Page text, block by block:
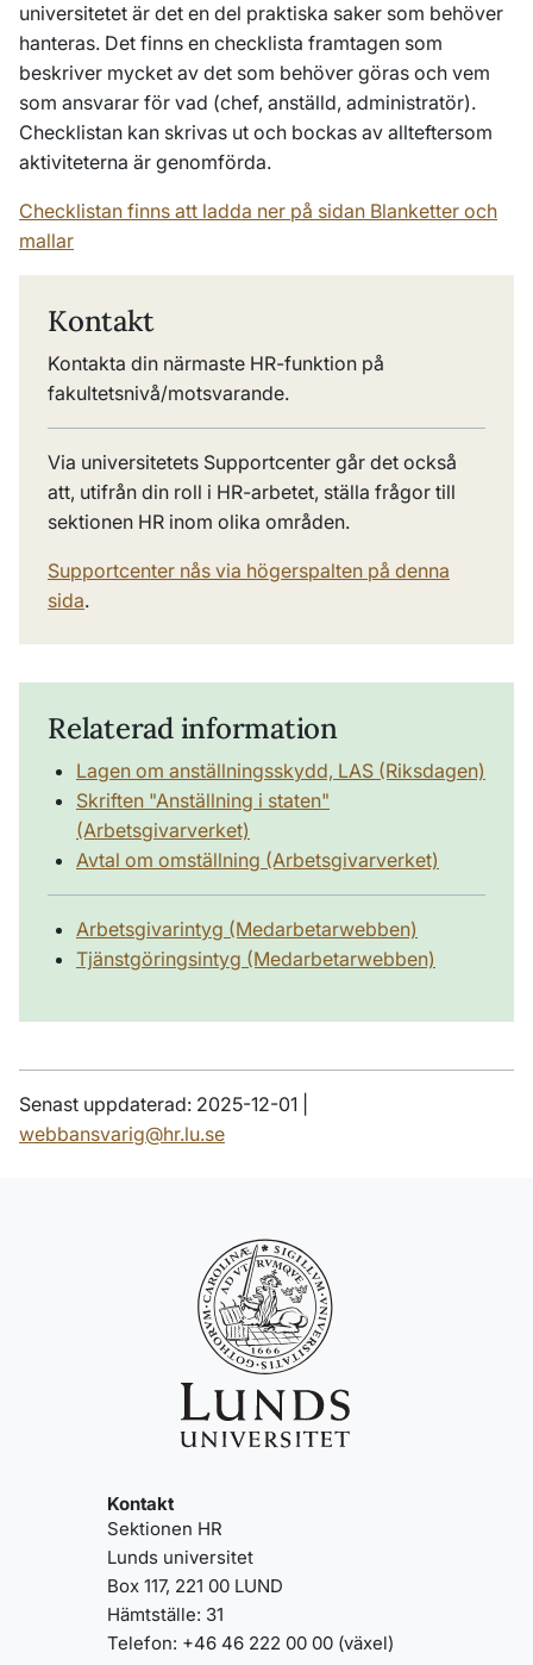
universitetet är det en del praktiska saker som behöver
hanteras. Det finns en checklista framtagen som
beskriver mycket av det som behöver göras och vem
som ansvarar för vad (chef, anställd, administratör).
Checklistan kan skrivas ut och bockas av allteftersom
aktiviteterna är genomförda.
Checklistan finns att ladda ner på sidan Blanketter och
mallar
Kontakt
Kontakta din närmaste HR-funktion på
fakultetsnivå/motsvarande.
Via universitetets Supportcenter går det också
att, utifrån din roll i HR-arbetet, ställa frågor till
sektionen HR inom olika områden.
Supportcenter nås via högerspalten på denna
sida.
Relaterad information
Lagen om anställningsskydd, LAS (Riksdagen)
Skriften "Anställning i staten"
(Arbetsgivarverket)
Avtal om omställning (Arbetsgivarverket)
Arbetsgivarintyg (Medarbetarwebben)
Tjänstgöringsintyg (Medarbetarwebben)
Senast uppdaterad: 2025-12-01 |
webbansvarig@hr.lu.se
Kontakt
Sektionen HR
Lunds universitet
Box 117, 221 00 LUND
Hämtställe: 31
Telefon: +46 46 222 00 00 (växel)